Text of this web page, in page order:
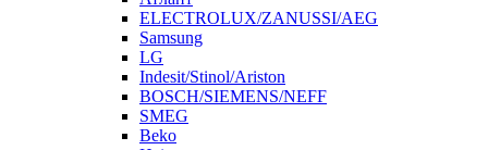
ELECTROLUX/ZANUSSI/AEG
Samsung
LG
Indesit/Stinol/Ariston
BOSCH/SIEMENS/NEFF
SMEG
Beko